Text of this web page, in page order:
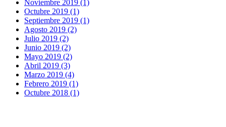
Noviembre 2019 (1)
Octubre 2019 (1)
Septiembre 2019 (1)
Agosto 2019 (2)
Julio 2019 (2)
Junio 2019 (2)
Mayo 2019 (2)
Abril 2019 (3)
Marzo 2019 (4)
Febrero 2019 (1)
Octubre 2018 (1)